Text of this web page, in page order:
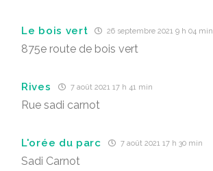
Le bois vert 26 septembre 2021 9 h 04 min
875e route de bois vert
Rives 7 août 2021 17 h 41 min
Rue sadi carnot
L'orée du parc 7 août 2021 17 h 30 min
Sadi Carnot